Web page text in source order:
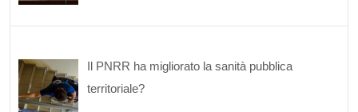
Il PNRR ha migliorato la sanità pubblica
territoriale?